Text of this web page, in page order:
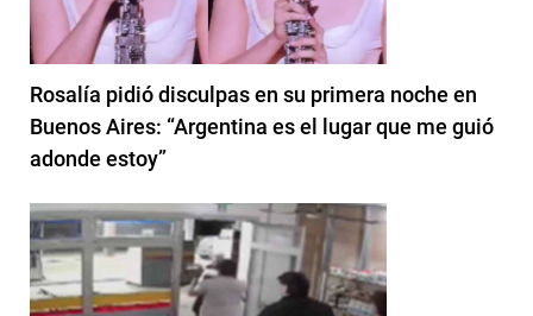
Rosalía pidió disculpas en su primera noche en
Buenos Aires: “Argentina es el lugar que me guió
adonde estoy”